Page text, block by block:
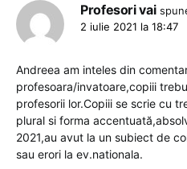
Profesori vai
2 iulie 2021 la 18:47
Andreea am inteles din
profesoara/invatoare,copiii
profesorii lor.Copiii se scrie cu
plural si forma
2021,au avut la un subiect de
sau erori la ev.nationala.